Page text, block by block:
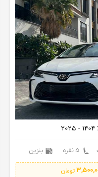
5 نفره بنزین
تومان